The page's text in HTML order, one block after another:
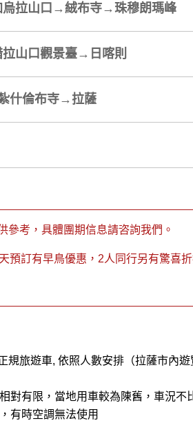
拉山口→絨布寺→珠穆朗瑪峰
山口觀景臺→日喀則
什倫布寺→拉薩
參考，具體團期信息請咨詢我們。
預訂有早鳥優惠，2人同行另有驚喜折
規旅遊車, 依照人數安排（拉薩市內
對有限，當地用車較為陳舊，車況不
有時空調無法使用